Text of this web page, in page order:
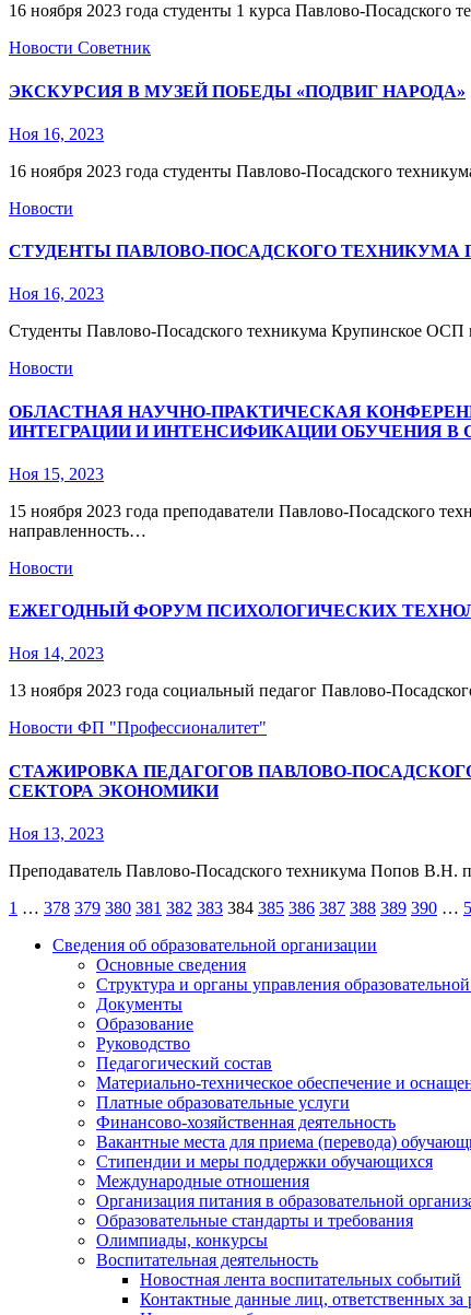
16 ноября 2023 года студенты 1 курса Павлово-
Новости Советник
ЭКСКУРСИЯ В МУЗЕЙ ПОБЕДЫ «ПОДВИГ НАРОДА»
Ноя 16, 2023
16 ноября 2023 года студенты Павлово-Посадского
Новости
СТУДЕНТЫ ПАВЛОВО-ПОСАДСКОГО
Ноя 16, 2023
Студенты Павлово-Посадского техникума Крупинское
Новости
ОБЛАСТНАЯ НАУЧНО-ПРАКТИЧЕСКАЯ
ИНТЕГРАЦИИ И ИНТЕНСИФИКАЦИИ ОБУЧЕНИЯ В
Ноя 15, 2023
15 ноября 2023 года преподаватели Павлово-Посадского
направленность…
Новости
ЕЖЕГОДНЫЙ ФОРУМ ПСИХОЛОГИЧЕСКИХ
Ноя 14, 2023
13 ноября 2023 года социальный педагог Павлово-
Новости ФП "Профессионалитет"
СТАЖИРОВКА ПЕДАГОГОВ ПАВЛОВО-
СЕКТОРА ЭКОНОМИКИ
Ноя 13, 2023
Преподаватель Павлово-Посадского техникума Попов
Пагинация
записей
1 … 378 379 380 381 382 383 384 385 386 387 388 389 390 …
Сведения об образовательной организации
Основные сведения
Структура и органы управления
Документы
Образование
Руководство
Педагогический состав
Материально-техническое обеспечение и
Платные образовательные услуги
Финансово-хозяйственная деятельность
Вакантные места для приема (перевода)
Стипендии и меры поддержки обучающихся
Международные отношения
Организация питания в образовательной
Образовательные стандарты и требования
Олимпиады, конкурсы
Воспитательная деятельность
Новостная лента воспитательных событий
Контактные данные лиц, ответственных за